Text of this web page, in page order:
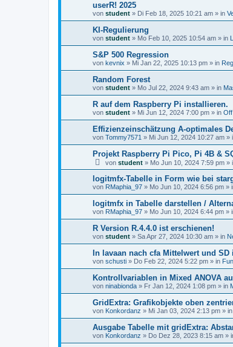
userR! 2025
von student » Di Feb 18, 2025 10:21 am » in
KI-Regulierung
von student » Mo Feb 10, 2025 10:54 am » in
S&P 500 Regression
von kevnix » Mi Jan 22, 2025 10:13 pm » in
Random Forest
von student » Mo Jul 22, 2024 9:43 am » in
R auf dem Raspberry Pi installieren.
von student » Mi Jun 12, 2024 7:00 pm » in Off
Effizienzeinschätzung A-optimales
von Tommy7571 » Mi Jun 12, 2024 10:27 am »
Projekt Raspberry Pi Pico, Pi 4B &
von student » Mo Jun 10, 2024 7:59 pm »
logitmfx-Tabelle in Form wie bei
von RMaphia_97 » Mo Jun 10, 2024 6:56 pm »
logitmfx in Tabelle darstellen /
von RMaphia_97 » Mo Jun 10, 2024 6:44 pm »
R Version R.4.4.0 ist erschienen!
von student » Sa Apr 27, 2024 10:30 am » in
In lavaan nach cfa Mittelwert und
von schusti » Do Feb 22, 2024 5:22 pm » in
Kontrollvariablen in Mixed ANOVA
von ninabionda » Fr Jan 12, 2024 1:08 pm » in
GridExtra: Grafikobjekte oben
von Konkordanz » Mi Jan 03, 2024 2:13 pm » in
Ausgabe Tabelle mit gridExtra:
von Konkordanz » Do Dez 28, 2023 8:15 am »